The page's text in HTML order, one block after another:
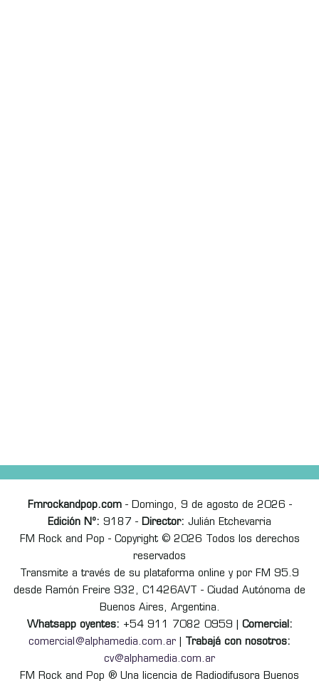
Fmrockandpop.com- Domingo, 9 de agosto de 2026 -
Edición Nº: 9187 - Director: Julián Etchevarria
FM Rock and Pop - Copyright © 2026 Todos los derechos
reservados
Transmite a través de su plataforma online y por FM 95.9
desde Ramón Freire 932, C1426AVT - Ciudad Autónoma de
Buenos Aires, Argentina.
Whatsapp oyentes: +54 911 7082 0959 | Comercial:
comercial@alphamedia.com.ar
Trabajá con nosotros:
cv@alphamedia.com.ar
FM Rock and Pop ® Una licencia de Radiodifusora Buenos